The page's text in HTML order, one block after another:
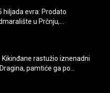
hiljada evra: Prodato
u Prčnju,...
Kikinđane rastužio iznenadni
pamtiće ga po...